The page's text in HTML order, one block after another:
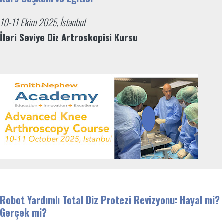
10-11 Ekim 2025, İstanbul
İleri Seviye Diz Artroskopisi Kursu
Robot Yardımlı Total Diz Protezi Revizyonu: Hayal mi?
Gerçek mi?